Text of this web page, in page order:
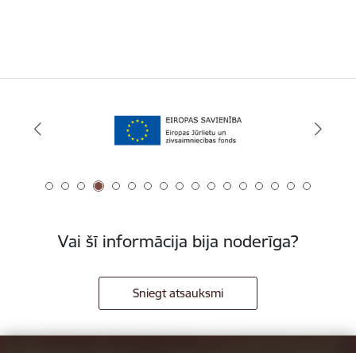
Vai šī informācija bija noderīga?
Sniegt atsauksmi